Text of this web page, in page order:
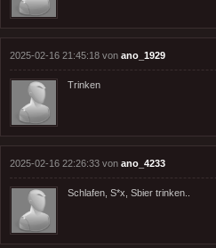
2025-02-16 21:45:18 von ano_1929
Trinken
2025-02-16 22:26:33 von ano_4233
Schlafen, S*x, Sbier trinken..